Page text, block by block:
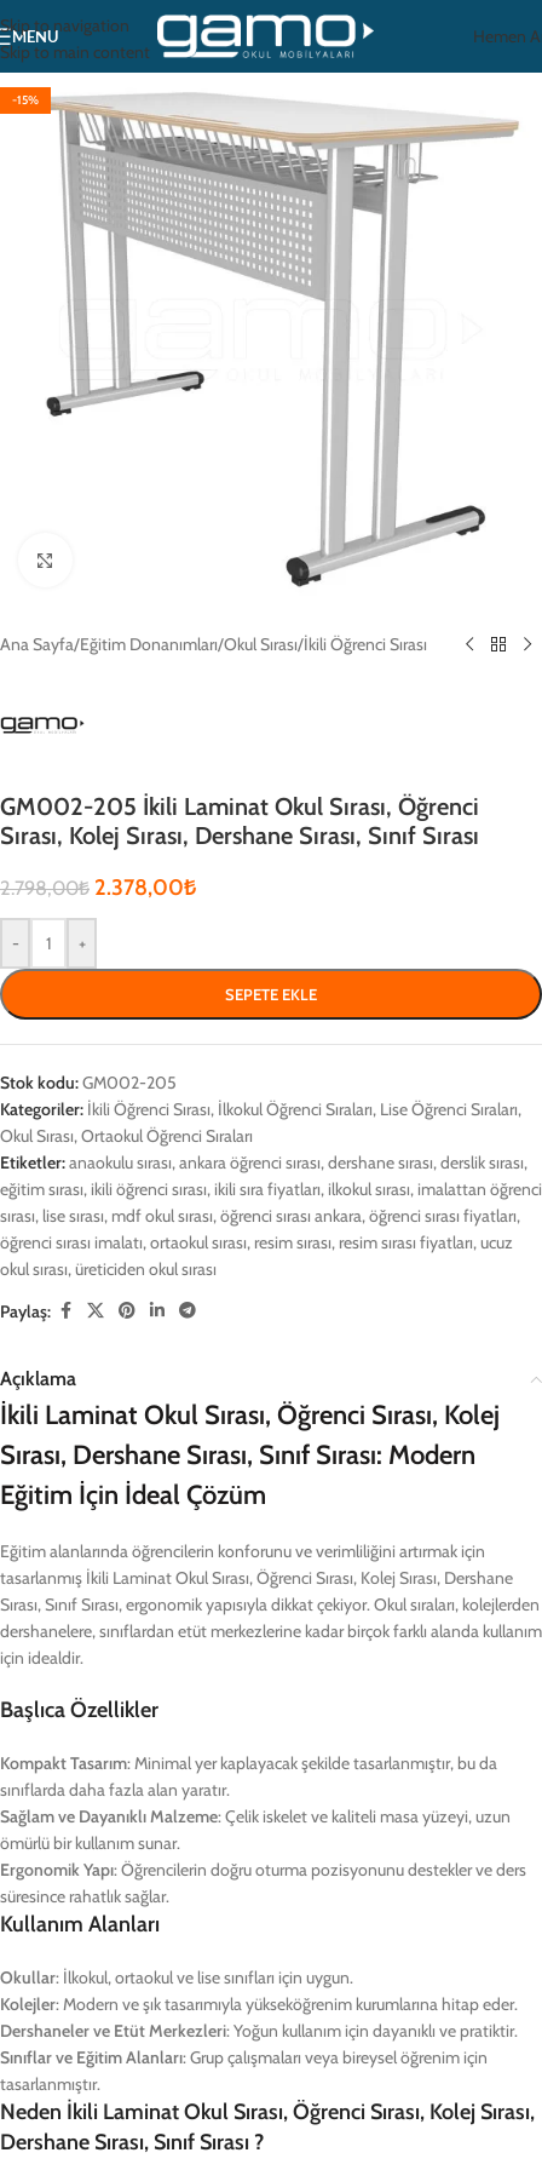
Skip to navigation
Skip to main content
MENU Hemen
-15%
Ana Sayfa/Eğitim Donanımları/Okul Sırası/İkili Öğrenci Sırası
GM002-205 İkili Laminat Okul Sırası, Öğrenci
Sırası, Kolej Sırası, Dershane Sırası, Sınıf Sırası
2.798,00₺ 2.378,00₺
- +
SEPETE EKLE
Stok kodu:GM002-205
Kategoriler: İkili Öğrenci Sırası, İlkokul Öğrenci Sıraları, Lise Öğrenci Sıraları,
Okul Sırası,Ortaokul Öğrenci Sıraları
Etiketler:anaokulu sırası,ankara öğrenci sırası,dershane sırası,derslik sırası,
eğitim sırası, ikili öğrenci sırası, ikili sıra fiyatları, ilkokul sırası, imalattan öğrenci
sırası, lise sırası, mdf okul sırası,öğrenci sırası ankara,öğrenci sırası fiyatları,
öğrenci sırası imalatı,ortaokul sırası, resim sırası, resim sırası fiyatları,ucuz
okul sırası,üreticiden okul sırası
Paylaş:
Açıklama
İkili Laminat Okul Sırası, Öğrenci Sırası, Kolej
Sırası, Dershane Sırası, Sınıf Sırası: Modern
Eğitim İçin İdeal Çözüm
Eğitim alanlarında öğrencilerin konforunu ve verimliliğini artırmak için
tasarlanmış İkili Laminat Okul Sırası, Öğrenci Sırası, Kolej Sırası, Dershane
Sırası, Sınıf Sırası, ergonomik yapısıyla dikkat çekiyor. Okul sıraları, kolejlerden
dershanelere, sınıflardan etüt merkezlerine kadar birçok farklı alanda kullanım
için idealdir.
Başlıca Özellikler
Kompakt Tasarım: Minimal yer kaplayacak şekilde tasarlanmıştır, bu da
sınıflarda daha fazla alan yaratır.
Sağlam ve Dayanıklı Malzeme: Çelik iskelet ve kaliteli masa yüzeyi, uzun
ömürlü bir kullanım sunar.
Ergonomik Yapı: Öğrencilerin doğru oturma pozisyonunu destekler ve ders
süresince rahatlık sağlar.
Kullanım Alanları
Okullar: İlkokul, ortaokul ve lise sınıfları için uygun.
Kolejler: Modern ve şık tasarımıyla yükseköğrenim kurumlarına hitap eder.
Dershaneler ve Etüt Merkezleri: Yoğun kullanım için dayanıklı ve pratiktir.
Sınıflar ve Eğitim Alanları: Grup çalışmaları veya bireysel öğrenim için
tasarlanmıştır.
Neden İkili Laminat Okul Sırası, Öğrenci Sırası, Kolej Sırası,
Dershane Sırası, Sınıf Sırası ?